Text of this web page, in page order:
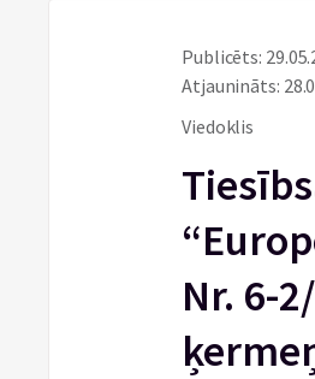
Publicēts:
Atjaunināts:
Viedoklis
Nr. 6-